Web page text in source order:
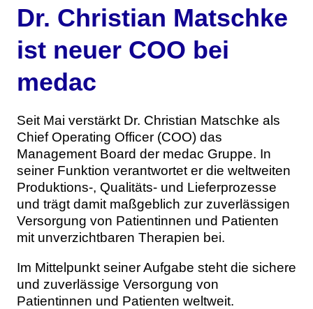
Studien
Digital Health
Ausgabenarchiv
Abonnement
Team
Dr. Christian Matschke
ist neuer COO bei
medac
Seit Mai verstärkt Dr. Christian Matschke als
Chief Operating Officer (COO) das
Management Board der medac Gruppe. In
seiner Funktion verantwortet er die weltweiten
Produktions-, Qualitäts- und Lieferprozesse
und trägt damit maßgeblich zur zuverlässigen
Versorgung von Patientinnen und Patienten
mit unverzichtbaren Therapien bei.
Im Mittelpunkt seiner Aufgabe steht die sichere
und zuverlässige Versorgung von
Patientinnen und Patienten weltweit.